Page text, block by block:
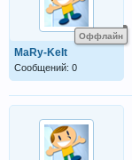
Оффлайн
MaRy-KeIt
Сообщений: 0